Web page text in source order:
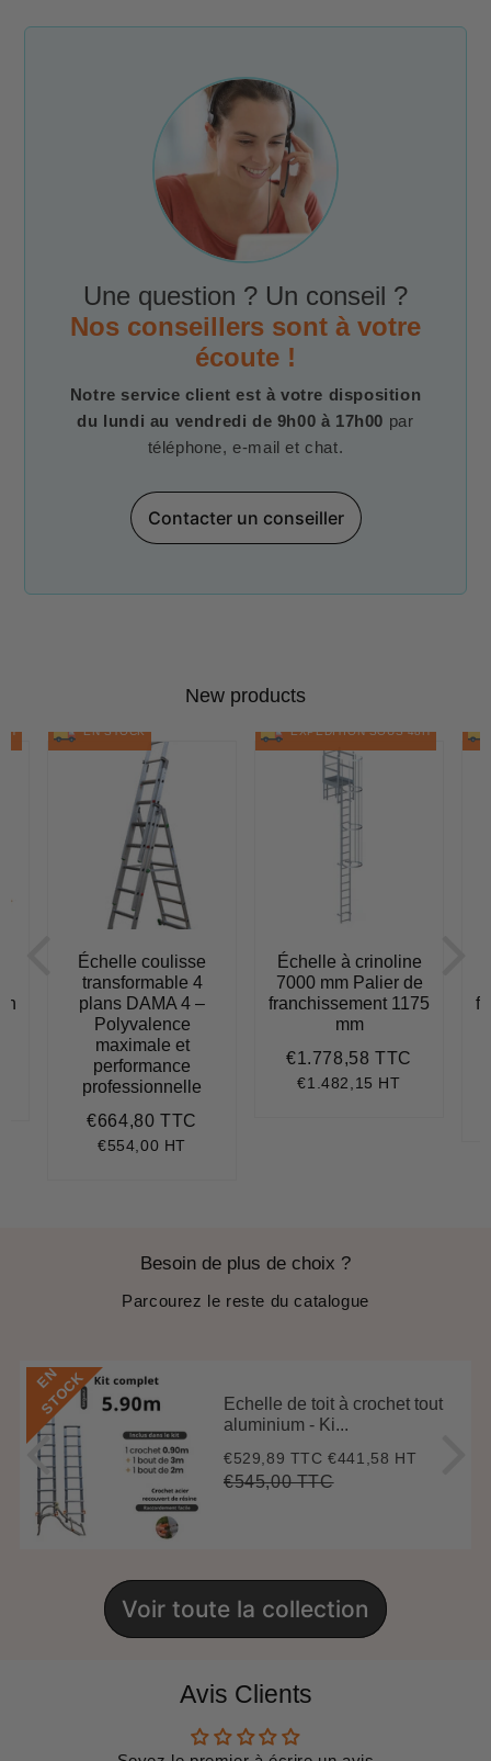
Une question ? Un conseil ?
Nos conseillers sont à votre
écoute !
Notre service client est à votre disposition
du lundi au vendredi de 9h00 à 17h00 par
téléphone, e-mail et chat.
Contacter un conseiller
New products
EN STOCK
Échelle coulisse
transformable 4
plans DAMA 4 –
Polyvalence
maximale et
performance
professionnelle
Prix
régulier
€664,80 TTC
€554,00 HT
EXPÉDITION SOUS 48H
Échelle à crinoline
7000 mm Palier de
franchissement 1175
mm
Prix
régulier
€1.778,58 TTC
€1.482,15 HT
Besoin de plus de choix ?
Parcourez le reste du catalogue
E
N
S
T
O
C
K
Echelle de toit à crochet tout
aluminium - Ki...
Prix
réduit
€529,89 TTC€529,89
€441,58 HT
Prix
€545,00 TTC€545,00
Voir toute la collection
Avis Clients